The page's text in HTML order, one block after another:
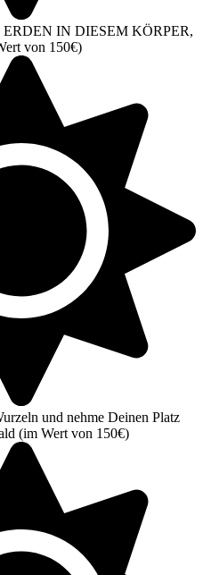
IN DIESEM KÖRPER,
von 150€)
und nehme Deinen Platz
(im Wert von 150€)